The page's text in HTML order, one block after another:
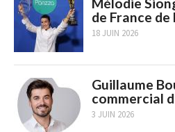
de France de
18 JUIN 2026
Guillaume
commercial
3 JUIN 2026